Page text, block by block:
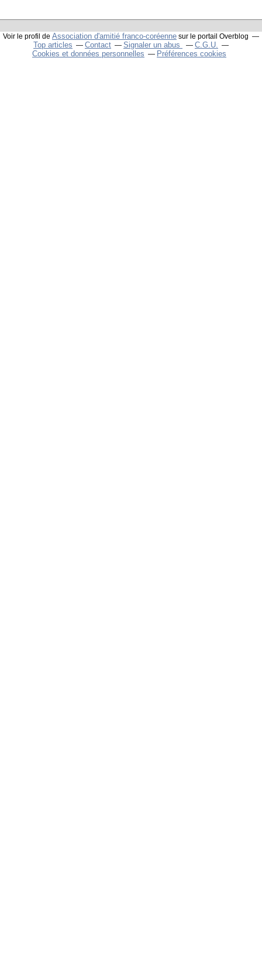
Voir le profil de Association d'amitié franco-coréenne sur le portail Overblog
Top articles Contact Signaler un abus
C.G.U.
Cookies et données personnelles
Préférences cookies